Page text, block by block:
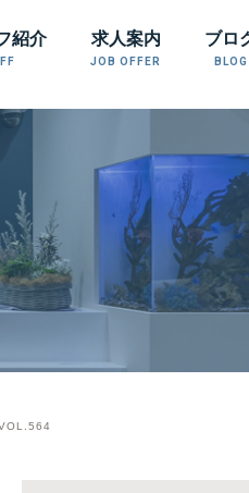
紹介 求人案内
JOB OFFER
ブロ
BLOG